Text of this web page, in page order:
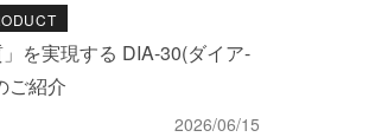
」を実現する DIA-30(ダイア-
ご紹介
2026/06/15